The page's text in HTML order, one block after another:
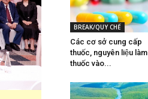
BREAK/QUY CHẾ
Các cơ sở cung cấp
thuốc, nguyên liệu làm
thuốc vào...